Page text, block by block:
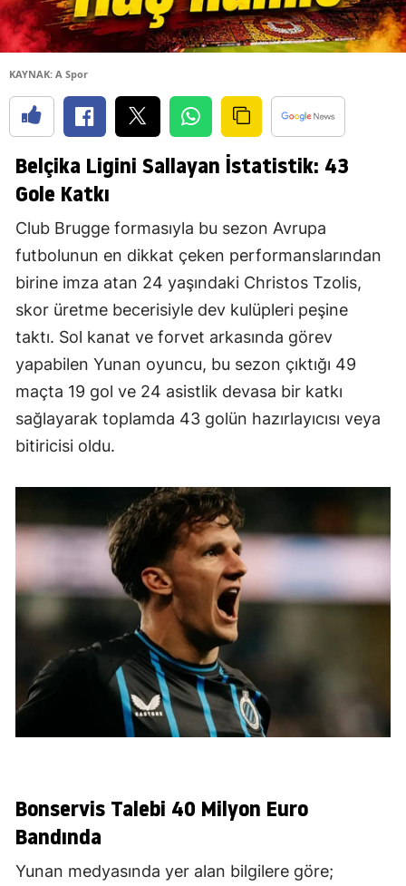
KAYNAK: A Spor
Belçika Ligini Sallayan İstatistik: 43
Gole Katkı
Club Brugge formasıyla bu sezon Avrupa
futbolunun en dikkat çeken performanslarından
birine imza atan 24 yaşındaki Christos Tzolis,
skor üretme becerisiyle dev kulüpleri peşine
taktı. Sol kanat ve forvet arkasında görev
yapabilen Yunan oyuncu, bu sezon çıktığı 49
maçta 19 gol ve 24 asistlik devasa bir katkı
sağlayarak toplamda 43 golün hazırlayıcısı veya
bitiricisi oldu.
Bonservis Talebi 40 Milyon Euro
Bandında
Yunan medyasında yer alan bilgilere göre;